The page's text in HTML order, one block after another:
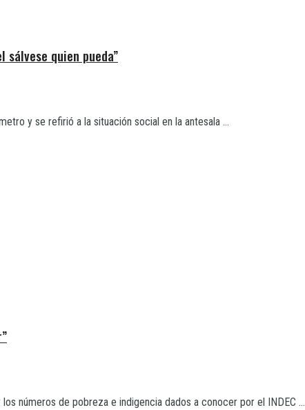
sálvese quien pueda”
y se refirió a la situación social en la antesala ...
números de pobreza e indigencia dados a conocer por el INDEC ...